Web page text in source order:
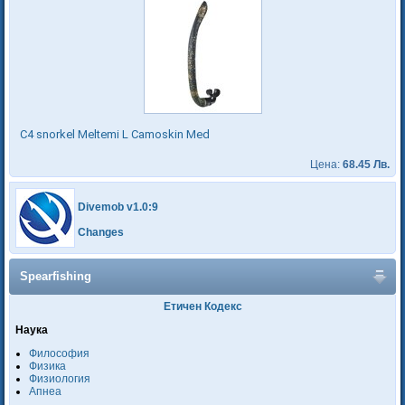
C4 snorkel Meltemi L Camoskin Med
Цена: 68.45 Лв.
Divemob v1.0:9
Changes
Spearfishing
Етичен Кодекс
Наука
Философия
Физика
Физиология
Апнеа